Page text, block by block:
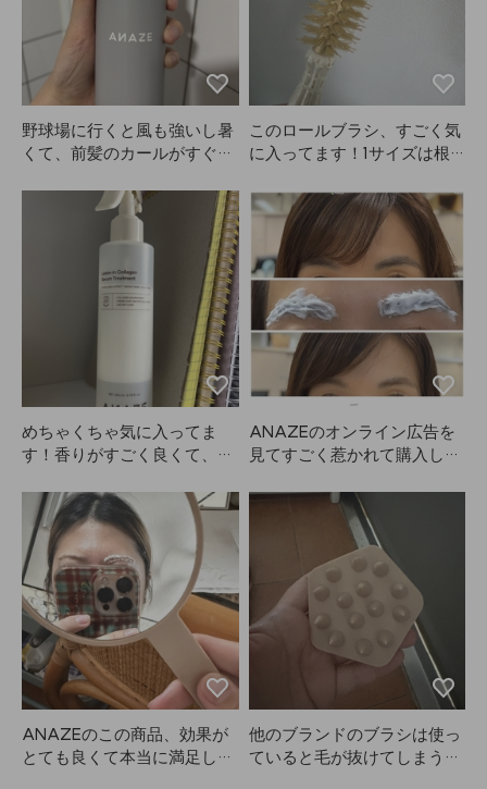
野球場に行くと風も強いし暑
くて、前髪のカールがすぐ取
買いました。最初はちょっと
難しかったけど、何度か試し
ているうちに慣れて、今では
前髪が全然ベタつかずきれい
にキープできてます！👍🏻
このロールブラシ、すごく気
に入ってます！1サイズは根
り。たくさん使います！
めちゃくちゃ気に入ってま
す！香りがすごく良くて、つ
ます。私はパーマヘアなんで
すが、これをつけて自然乾燥
すると、まるでブローしたみ
たいに髪がふんわりして、カ
ールもすごくきれいに出ま
す。これからもずっとリピし
ます。ANAZEさん、本当に
作り続けてください！もう手
放せないアイテムです😭😭
❤️❤️❤️
ANAZEのオンライン広告を
見てすごく惹かれて購入しま
す！私は髪をブラウンに染め
ていますが、眉毛は元々真っ
黒。自分で眉毛を染めると量
の調整が難しいのですが、こ
れは個包装になっていて量の
コントロールがとても簡単！
発色も抜群で、明るすぎず暗
すぎず、理想的なブラウンで
ANAZEのこの商品、効果が
とても良くて本当に満足して
他のブランドのブラシは使っ
ていると毛が抜けてしまうこ